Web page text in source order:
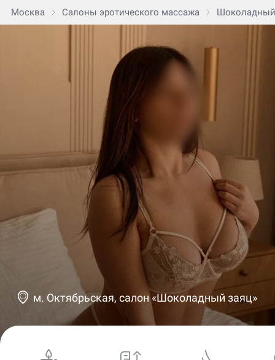
Москва Салоны эротического массажа
м. Октябрьская, салон «Шоколадный заяц»